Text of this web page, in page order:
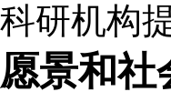
科研机构
愿景和社